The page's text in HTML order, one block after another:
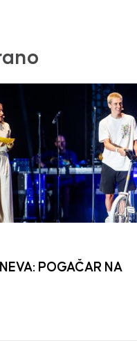
POGAČAR NA